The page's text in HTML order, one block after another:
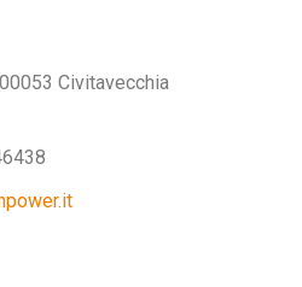
Civitavecchia